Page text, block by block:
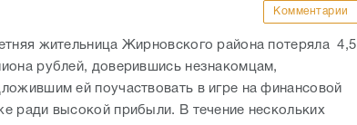
Комментарии
жительница Жирновского района потеряла 4,5
рублей, доверившись незнакомцам,
ей поучаствовать в игре на финансовой
ради высокой прибыли. В течение нескольких